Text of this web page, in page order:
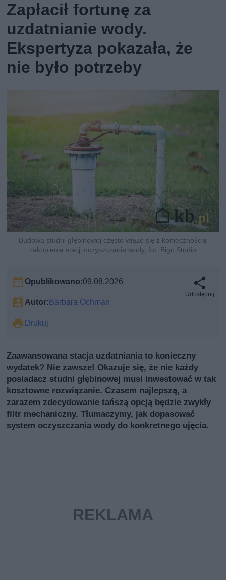
Zapłacił fortunę za
uzdatnianie wody.
Ekspertyza pokazała, że
nie było potrzeby
Budowa studni głębinowej często wiąże się z koniecznością
zakupienia stacji oczyszczania wody, fot. Bigc Studio
Opublikowano:09.08.2026
Autor:Barbara Ochman
Drukuj
Udostępnij
Zaawansowana stacja uzdatniania to konieczny
wydatek? Nie zawsze! Okazuje się, że nie każdy
posiadacz studni głębinowej musi inwestować w tak
kosztowne rozwiązanie. Czasem najlepszą, a
zarazem zdecydowanie tańszą opcją będzie zwykły
filtr mechaniczny. Tłumaczymy, jak dopasować
system oczyszczania wody do konkretnego ujęcia.